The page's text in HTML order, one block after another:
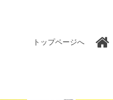
トップページへ